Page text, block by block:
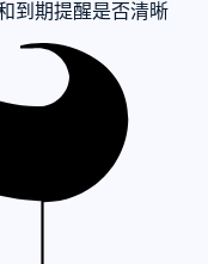
到期提醒是否清晰